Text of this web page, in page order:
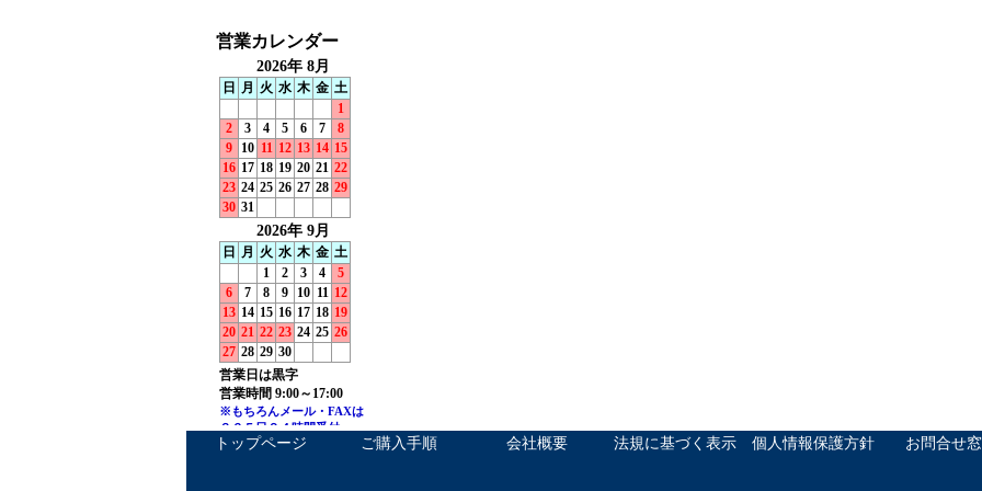
トップページ ご購入手順 会社概要 法規に基づく表示 個人情報保護方針 お問合せ